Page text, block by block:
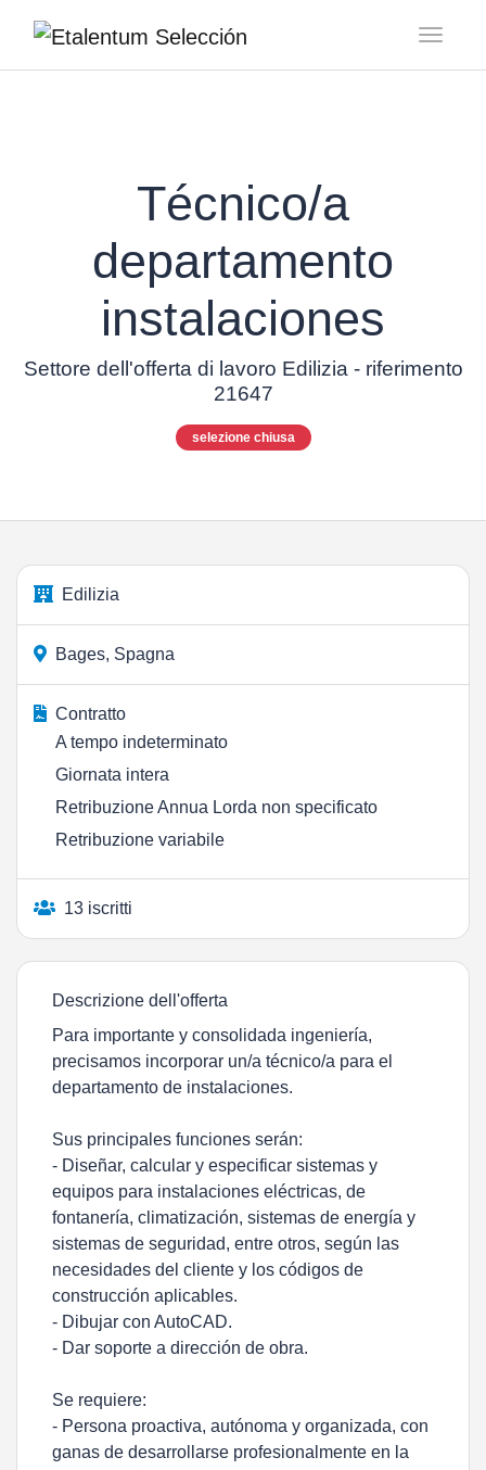
Técnico/a
departamento
instalaciones
Settore dell'offerta di lavoro Edilizia - riferimento
21647
selezione chiusa
Edilizia
Bages, Spagna
Contratto
A tempo indeterminato
Giornata intera
Retribuzione Annua Lorda non specificato
Retribuzione variabile
13 iscritti
Descrizione dell'offerta
Para importante y consolidada ingeniería,
precisamos incorporar un/a técnico/a para el
departamento de instalaciones.
Sus principales funciones serán:
- Diseñar, calcular y especificar sistemas y
equipos para instalaciones eléctricas, de
fontanería, climatización, sistemas de energía y
sistemas de seguridad, entre otros, según las
necesidades del cliente y los códigos de
construcción aplicables.
- Dibujar con AutoCAD.
- Dar soporte a dirección de obra.
Se requiere:
- Persona proactiva, autónoma y organizada, con
ganas de desarrollarse profesionalmente en la